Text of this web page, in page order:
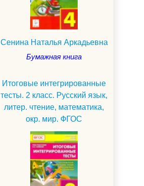
Сенина Наталья Аркадьевна
Бумажная книга
Итоговые интегрированные
тесты. 2 класс. Русский язык,
литер. чтение, математика,
окр. мир. ФГОС